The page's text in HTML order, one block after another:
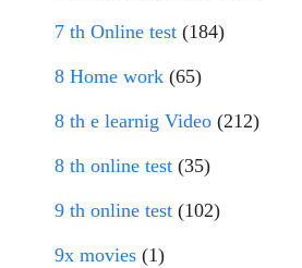
7 th Online test (184)
8 Home work (65)
8 th e learnig Video (212)
8 th online test (35)
9 th online test (102)
9x movies (1)